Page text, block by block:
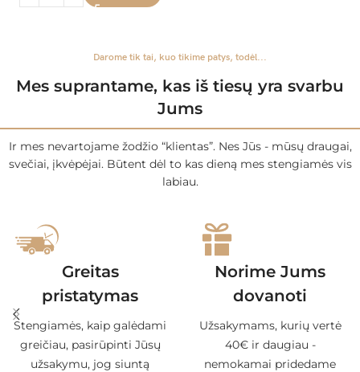
Darome tik tai, kuo tikime patys, todėl...
Mes suprantame, kas iš tiesų yra svarbu
Jums
Ir mes nevartojame žodžio “klientas”. Nes Jūs - mūsų draugai,
svečiai, įkvėpėjai. Būtent dėl to kas dieną mes stengiamės vis
labiau.
Greitas
pristatymas
Stengiamės, kaip galėdami
greičiau, pasirūpinti Jūsų
užsakymu, jog siuntą
Norime Jums
dovanoti
Užsakymams, kurių vertė
40€ ir daugiau -
nemokamai pridedame